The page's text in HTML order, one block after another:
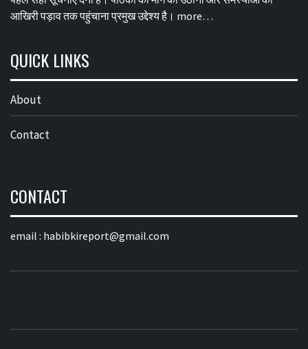
आखिरी पड़ाव तक पहुंचाना प्रमुख उद्देश्य है। more…
QUICK LINKS
About
Contact
CONTACT
email : habibkireport@gmail.com